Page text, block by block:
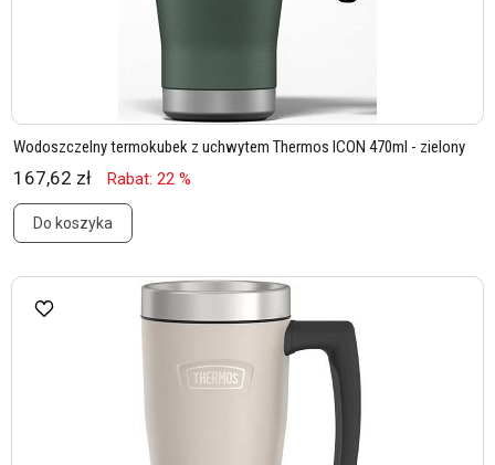
Wodoszczelny termokubek z uchwytem Thermos ICON 470ml - zielony
167,62 zł Rabat: 22 %
Do koszyka